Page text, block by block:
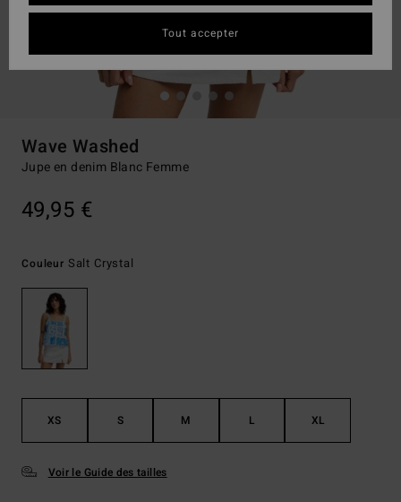
Wave Washed
Jupe en denim Blanc Femme
49,95 €
Couleur Salt Crystal
XS S M L XL
Voir le Guide des tailles
Tout accepter